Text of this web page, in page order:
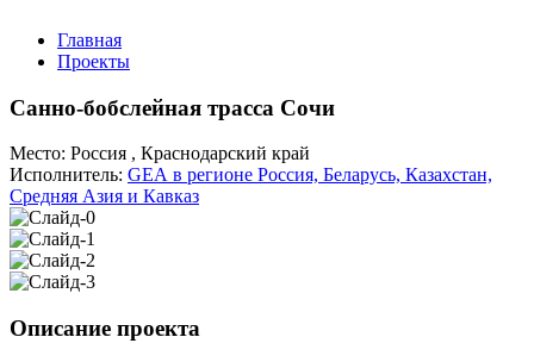
Главная
Проекты
Санно-бобслейная трасса Сочи
Место:
Россия , Краснодарский край
Исполнитель: GEA в регионе Россия, Беларусь, Казахстан,
Средняя Азия и Кавказ
Описание проекта